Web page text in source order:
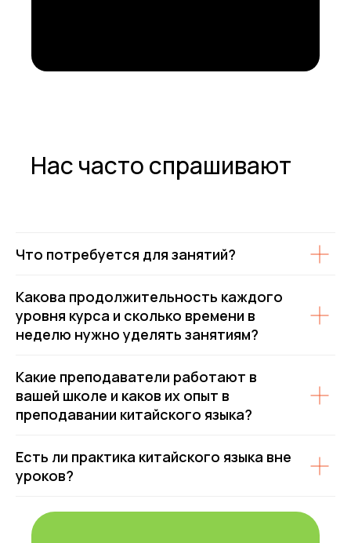
Нас часто спрашивают
Что потребуется для занятий?
Какова продолжительность каждого
уровня курса и сколько времени в
неделю нужно уделять занятиям?
Какие преподаватели работают в
вашей школе и каков их опыт в
преподавании китайского языка?
Есть ли практика китайского языка вне
уроков?